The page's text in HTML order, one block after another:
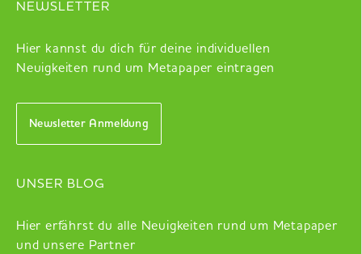
NEWSLETTER
Hier kannst du dich für deine individuellen
Neuigkeiten rund um Metapaper eintragen
Newsletter Anmeldung
UNSER BLOG
Hier erfährst du alle Neuigkeiten rund um Metapaper
und unsere Partner